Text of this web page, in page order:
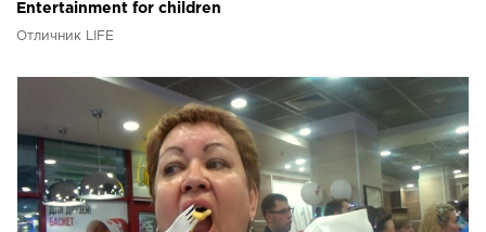
Entertainment for children
Отличник LIFE